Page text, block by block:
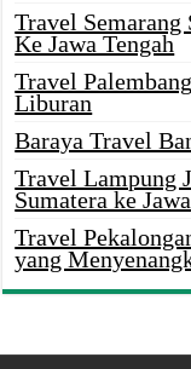
Travel
Ke Jawa Tengah
Travel
Liburan
Baraya Travel
Travel Lampung
Sumatera ke Jawa
Travel
yang